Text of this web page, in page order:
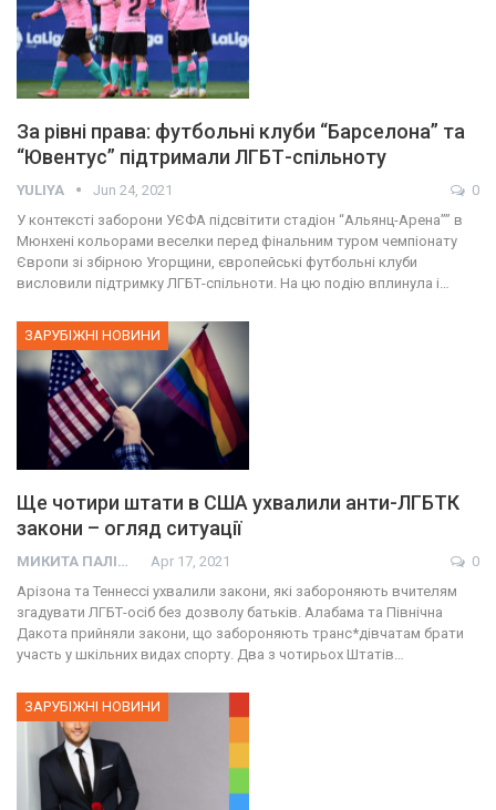
За рівні права: футбольні клуби “Барселона” та
“Ювентус” підтримали ЛГБТ-спільноту
YULIYA Jun 24, 2021
0
У контексті заборони УЄФА підсвітити стадіон “Альянц-Арена”” в
Мюнхені кольорами веселки перед фінальним туром чемпіонату
Європи зі збірною Угорщини, європейські футбольні клуби
висловили підтримку ЛГБТ-спільноти. На цю подію вплинула і…
ЗАРУБІЖНІ НОВИНИ
Ще чотири штати в США ухвалили анти-ЛГБТК
закони – огляд ситуації
МИКИТА ПАЛІЙ Apr 17, 2021
0
Арізона та Теннессі ухвалили закони, які забороняють вчителям
згадувати ЛГБТ-осіб без дозволу батьків. Алабама та Північна
Дакота прийняли закони, що забороняють транс*дівчатам брати
участь у шкільних видах спорту. Два з чотирьох Штатів…
ЗАРУБІЖНІ НОВИНИ